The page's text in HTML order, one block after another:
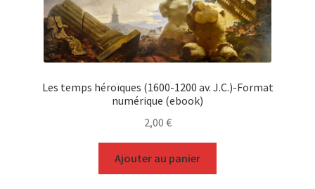
Les temps héroïques (1600-1200 av. J.C.)-Format
numérique (ebook)
2,00 €
Ajouter au panier